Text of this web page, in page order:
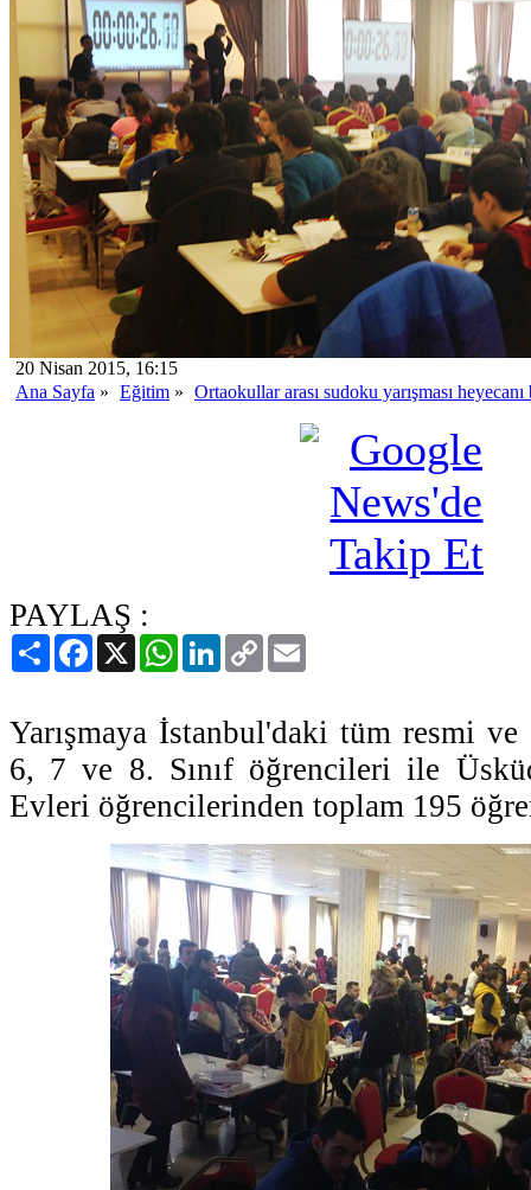
20 Nisan 2015, 16:15
Ana Sayfa » Eğitim » Ortaokullar arası sudoku yarışması heyecanı
PAYLAŞ :
PaylaşFacebook
X WhatsAppLinkedIn
Copy
Link
Yarışmaya İstanbul'daki tüm resmi
6, 7 ve 8. Sınıf öğrencileri ile
Evleri öğrencilerinden toplam 195